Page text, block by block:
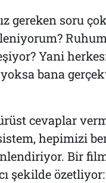
gereken soru
Yani
bana
cevaplar
hepimizi
Bir
şekilde